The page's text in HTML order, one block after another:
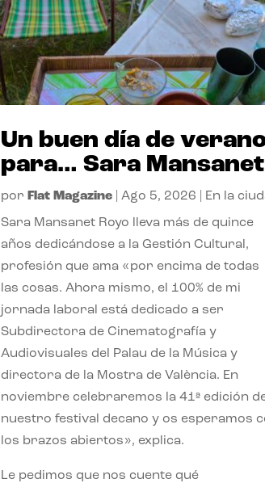
Un buen día de
para… Sara Mansanet
por Flat Magazine| Ago 5, 2026 En la
Sara Mansanet Royo lleva más de quince
años dedicándose a la Gestión Cultural,
profesión que ama «por encima de todas
las cosas. Ahora mismo, el 100% de mi
jornada laboral está dedicado a ser
Subdirectora de Cinematografía y
Audiovisuales del Palau de la Música y
directora de la Mostra de València. En
noviembre celebraremos la 41ª edición
nuestro festival decano y os esperamos
los brazos abiertos», explica.
Le pedimos que nos cuente qué